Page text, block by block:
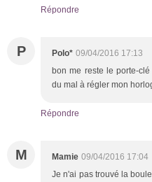
Répondre
P Polo* 09/04/2016 17:13
bon me reste le porte-
du mal à régler mon
Répondre
M Mamie 09/04/2016 17:04
Je n'ai pas trouvé la